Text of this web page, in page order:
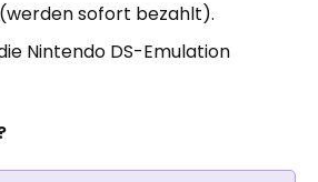
sofort bezahlt).
Nintendo DS-Emulation